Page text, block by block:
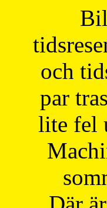
och
par
lite fel